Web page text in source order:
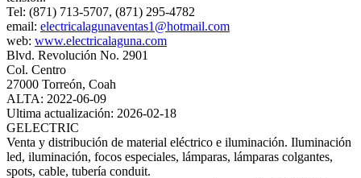
Tel: (871) 713-5707, (871) 295-4782
email: electricalagunaventas1@hotmail.com
web: www.electricalaguna.com
Blvd. Revolución No. 2901
Col. Centro
27000 Torreón, Coah
ALTA: 2022-06-09
Ultima actualización: 2026-02-18
GELECTRIC
Venta y distribución de material eléctrico e iluminación. Iluminación
led, iluminación, focos especiales, lámparas, lámparas colgantes,
spots, cable, tubería conduit.